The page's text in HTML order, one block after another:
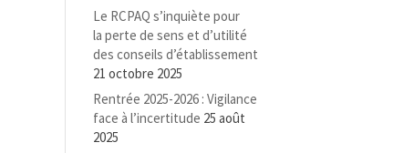
Le RCPAQ s’inquiète pour
la perte de sens et d’utilité
des conseils d’établissement
21 octobre 2025
Rentrée 2025-2026 : Vigilance
face à l’incertitude 25 août
2025